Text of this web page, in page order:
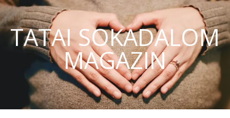
TATAI SOKADALOM
MAGAZIN